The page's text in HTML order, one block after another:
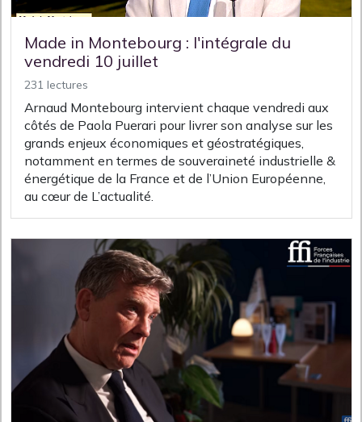
Made in Montebourg : l'intégrale du
vendredi 10 juillet
231 lectures
Arnaud Montebourg intervient chaque vendredi aux
côtés de Paola Puerari pour livrer son analyse sur les
grands enjeux économiques et géostratégiques,
notamment en termes de souveraineté industrielle &
énergétique de la France et de l’Union Européenne,
au cœur de L’actualité.